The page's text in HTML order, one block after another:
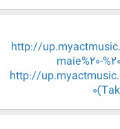
http://
maie%20-
http://